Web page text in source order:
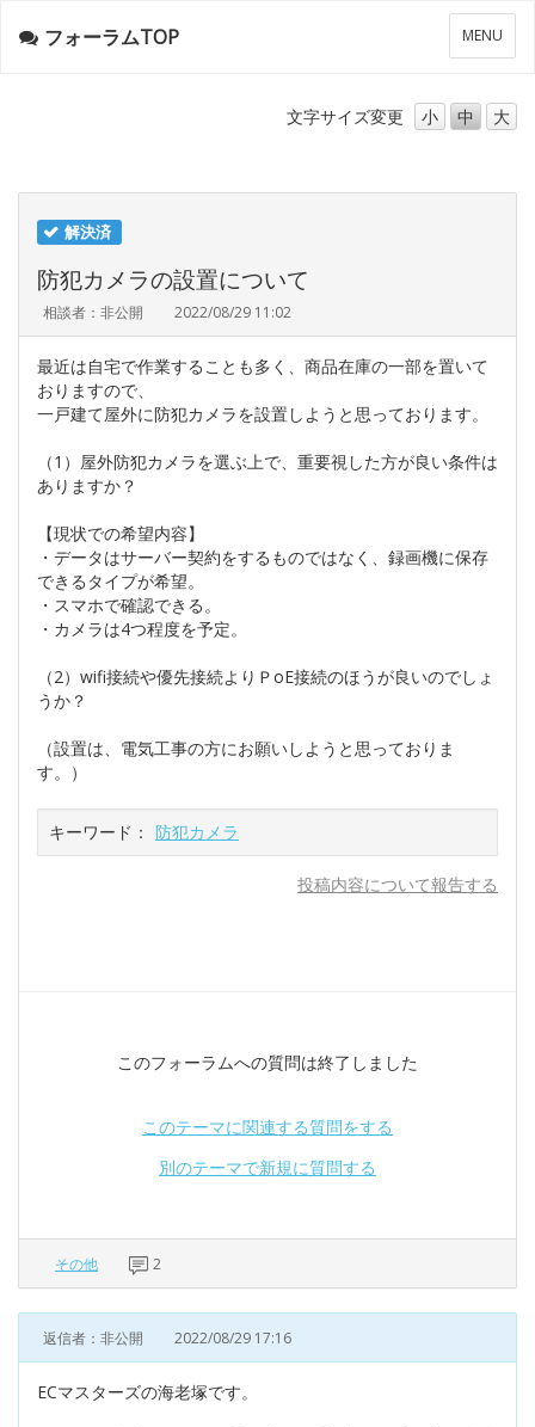
メ
ニ
ー
MENU
フォーラムTOP
文字サイズ変更 小 中 大
解決済
防犯カメラの設置について
相談者：非公開 2022/08/29 11:02
最近は自宅で作業することも多く、商品在庫の一部を置いて
おりますので、
一戸建て屋外に防犯カメラを設置しようと思っております。
（1）屋外防犯カメラを選ぶ上で、重要視した方が良い条件は
ありますか？
【現状での希望内容】
・データはサーバー契約をするものではなく、録画機に保存
できるタイプが希望。
・スマホで確認できる。
・カメラは4つ程度を予定。
（2）wifi接続や優先接続よりＰoE接続のほうが良いのでしょ
うか？
（設置は、電気工事の方にお願いしようと思っておりま
す。）
キーワード： 防犯カメラ
投稿内容について報告する
このフォーラムへの質問は終了しました
このテーマに関連する質問をする
別のテーマで新規に質問する
その他 2
返信者：非公開 2022/08/29 17:16
ECマスターズの海老塚です。